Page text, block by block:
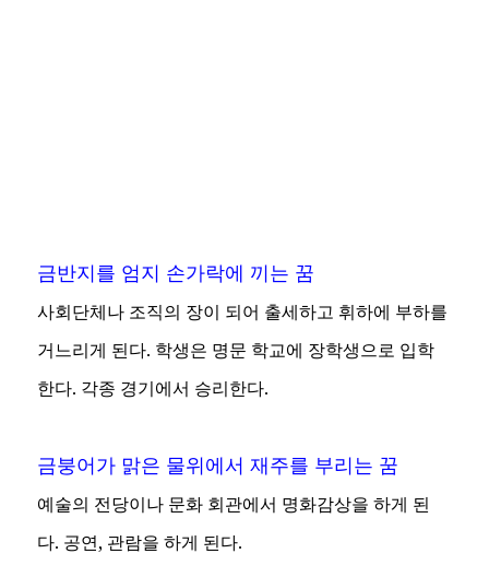
금반지를 엄지 손가락에 끼는 꿈
사회단체나 조직의 장이 되어 출세하고 휘하에 부하를
거느리게 된다. 학생은 명문 학교에 장학생으로 입학
한다. 각종 경기에서 승리한다.
금붕어가 맑은 물위에서 재주를 부리는 꿈
예술의 전당이나 문화 회관에서 명화감상을 하게 된
다. 공연, 관람을 하게 된다.